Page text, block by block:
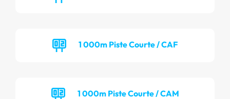
1 000m Piste Courte / CAF
1 000m Piste Courte / CAM